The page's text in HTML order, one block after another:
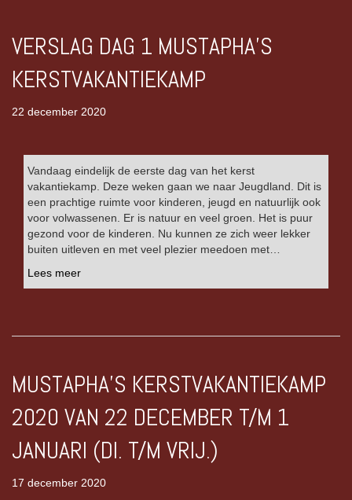
VERSLAG DAG 1 MUSTAPHA’S
KERSTVAKANTIEKAMP
22 december 2020
Vandaag eindelijk de eerste dag van het kerst
vakantiekamp. Deze weken gaan we naar Jeugdland. Dit is
een prachtige ruimte voor kinderen, jeugd en natuurlijk ook
voor volwassenen. Er is natuur en veel groen. Het is puur
gezond voor de kinderen. Nu kunnen ze zich weer lekker
buiten uitleven en met veel plezier meedoen met…
Lees meer
MUSTAPHA’S KERSTVAKANTIEKAMP
2020 VAN 22 DECEMBER T/M 1
JANUARI (DI. T/M VRIJ.)
17 december 2020